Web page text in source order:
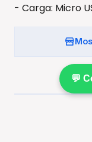
- Carga: Micro
💬